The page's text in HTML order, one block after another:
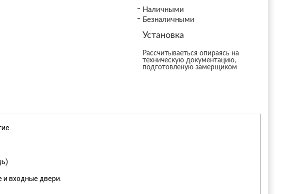
Наличными
Безналичными
Установка
Рассчитываеться опираясь на
техническую документацию,
подготовленую замерщиком
входные двери.